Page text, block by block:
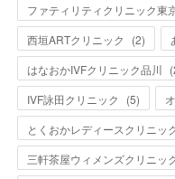
ファティリティクリニック東
西垣ARTクリニック
(2)
はなおかIVFクリニック品川 (
IVF詠田クリニック
(5)
とくおかレディースクリニッ
三軒茶屋ウィメンズクリニッ